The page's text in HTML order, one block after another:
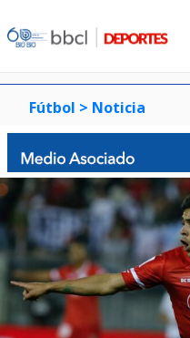
Fútbol > Noticia